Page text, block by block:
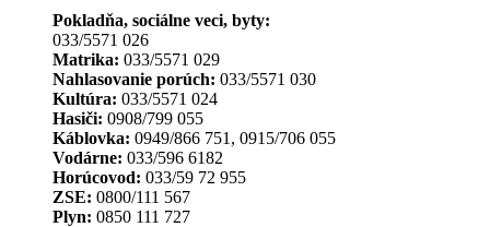
Pokladňa, sociálne veci, byty:
033/5571 026
Matrika: 033/5571 029
Nahlasovanie porúch: 033/5571 030
Kultúra: 033/5571 024
Hasiči: 0908/799 055
Káblovka: 0949/866 751, 0915/706 055
Vodárne: 033/596 6182
Horúcovod: 033/59 72 955
ZSE: 0800/111 567
Plyn: 0850 111 727